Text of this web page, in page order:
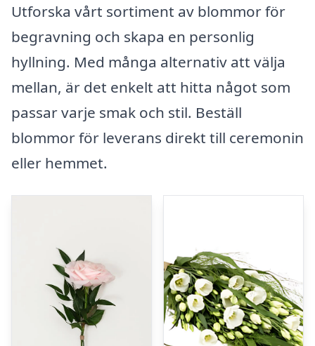
Utforska vårt sortiment av blommor för
begravning och skapa en personlig
hyllning. Med många alternativ att välja
mellan, är det enkelt att hitta något som
passar varje smak och stil. Beställ
blommor för leverans direkt till ceremonin
eller hemmet.